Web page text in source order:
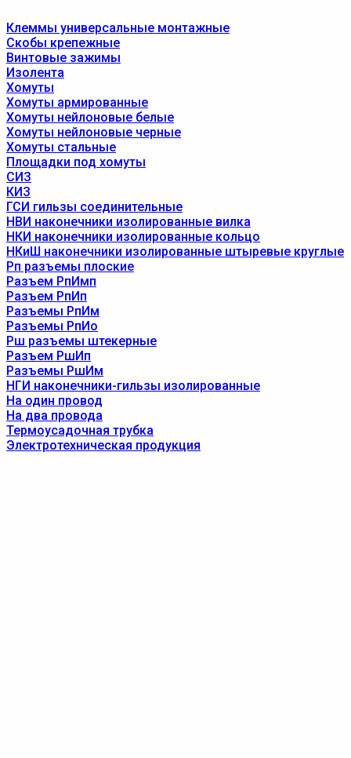
Клеммы универсальные монтажные
Скобы крепежные
Винтовые зажимы
Изолента
Хомуты
Хомуты армированные
Хомуты нейлоновые белые
Хомуты нейлоновые черные
Хомуты стальные
Площадки под хомуты
СИЗ
КИЗ
ГСИ гильзы соединительные
НВИ наконечники изолированные вилка
НКИ наконечники изолированные кольцо
НКиШ наконечники изолированные штыревые круглые
Рп разъемы плоские
Разъем РпИмп
Разъем РпИп
Разъемы РпИм
Разъемы РпИо
Рш разъемы штекерные
Разъем РшИп
Разъемы РшИм
НГИ наконечники-гильзы изолированные
На один провод
На два провода
Термоусадочная трубка
Электротехническая продукция